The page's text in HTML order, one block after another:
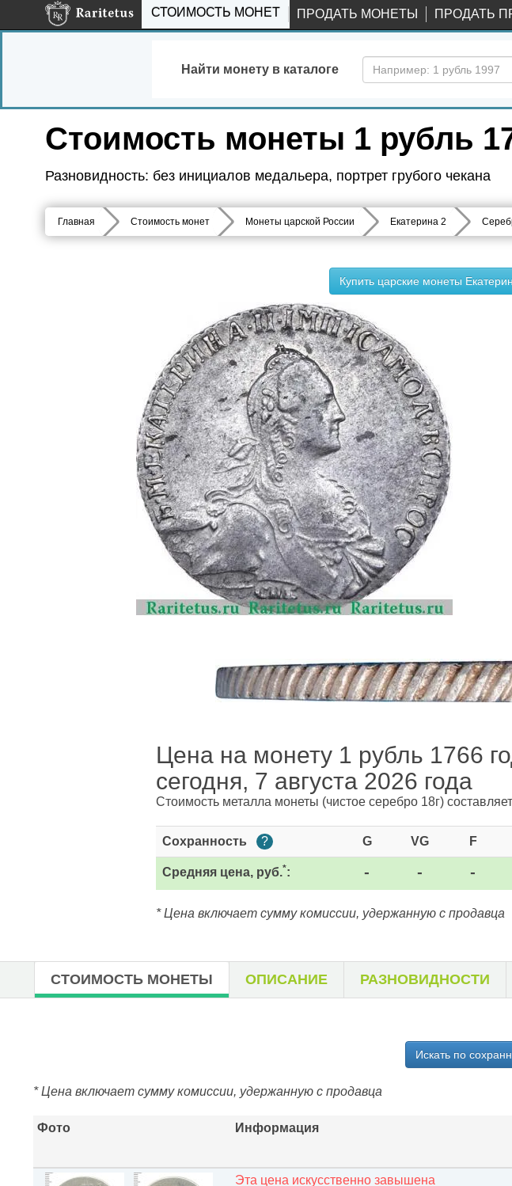
СТОИМОСТЬ МОНЕТ ПРОДАТЬ МОНЕТЫ ПРОДАТЬ
Найти монету в каталоге
Стоимость монеты 1 рубль
Разновидность: без инициалов медальера, портрет грубого чекана
Главная Стоимость монет Монеты царской России Екатерина 2
Купить царские монеты
Цена на монету 1 рубль 1766
сегодня, 7 августа 2026 года
Стоимость металла монеты (чистое серебро 18г) составляет
Сохранность ? G VG F
Средняя цена, руб.*: - - -
* Цена включает сумму комиссии, удержанную с продавца
СТОИМОСТЬ МОНЕТЫ ОПИСАНИЕ РАЗНОВИДНОСТИ
Искать по
* Цена включает сумму комиссии, удержанную с продавца
Фото Информация
Эта цена искусственно завышена